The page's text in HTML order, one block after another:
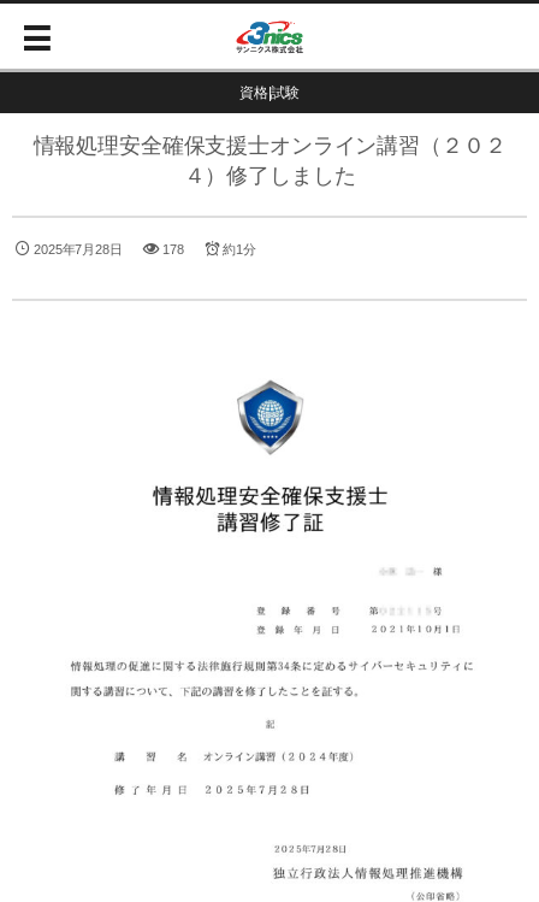
資格|試験
情報処理安全確保支援士オンライン講習（２０２
４）修了しました
2025年7月28日 178 約1分